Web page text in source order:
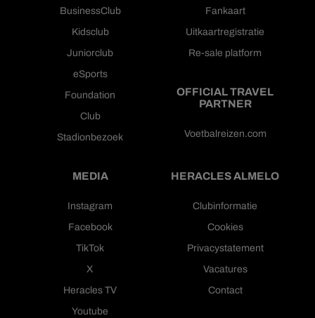
BusinessClub
Kidsclub
Juniorclub
eSports
Foundation
Club
Stadionbezoek
Fankaart
Uitkaartregistratie
Re-sale platform
OFFICIAL TRAVEL
PARTNER
Voetbalreizen.com
MEDIA
Instagram
Facebook
TikTok
X
Heracles TV
Youtube
HERACLES ALMELO
Clubinformatie
Cookies
Privacystatement
Vacatures
Contact